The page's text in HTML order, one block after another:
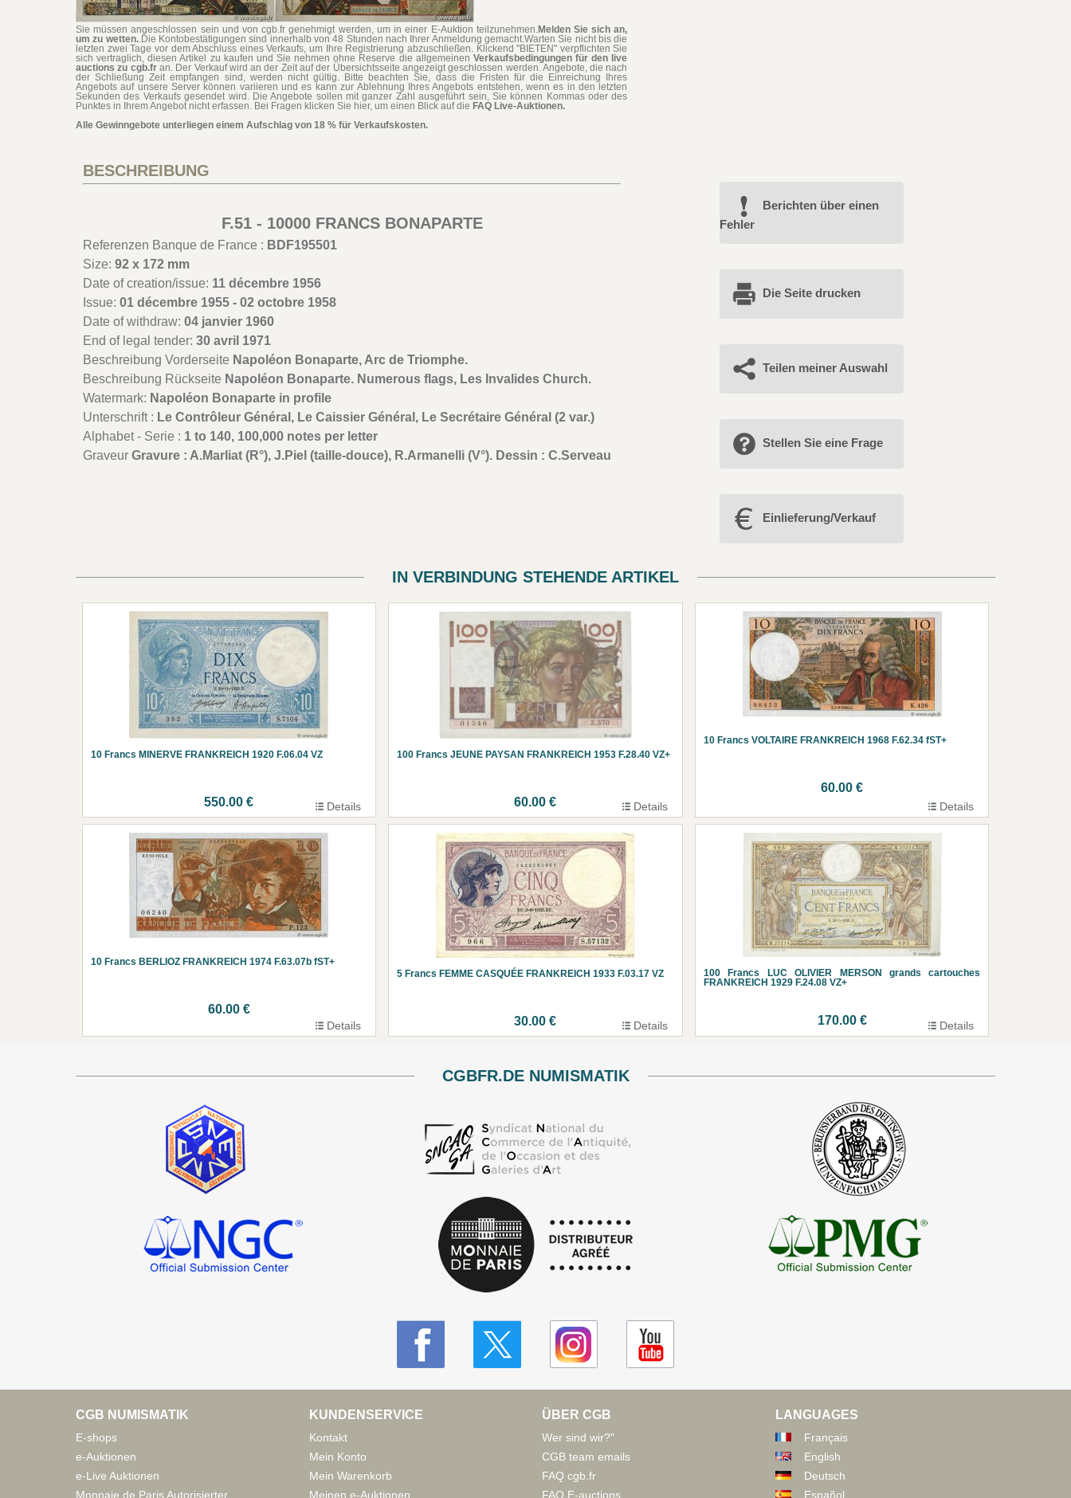
Sie müssen angeschlossen sein und von cgb.fr genehmigt werden, um in einer E-Auktion teilzunehmen. Melden Sie sich an,
um zu wetten..Die Kontobestätigungen sind innerhalb von 48 Stunden nach Ihrer Anmeldung gemacht.Warten Sie nicht bis die
letzten zwei Tage vor dem Abschluss eines Verkaufs, um Ihre Registrierung abzuschließen. Klickend "BIETEN" verpflichten Sie
sich vertraglich, diesen Artikel zu kaufen und Sie nehmen ohne Reserve die allgemeinen Verkaufsbedingungen für den live
auctions zu cgb.fran. Der Verkauf wird an der Zeit auf der Übersichtsseite angezeigt geschlossen werden. Angebote, die nach
der Schließung Zeit empfangen sind, werden nicht gültig. Bitte beachten Sie, dass die Fristen für die Einreichung Ihres
Angebots auf unsere Server können variieren und es kann zur Ablehnung Ihres Angebots entstehen, wenn es in den letzten
Sekunden des Verkaufs gesendet wird. Die Angebote sollen mit ganzer Zahl ausgeführt sein, Sie können Kommas oder des
Punktes in Ihrem Angebot nicht erfassen. Bei Fragen klicken Sie hier, um einen Blick auf die FAQ Live-Auktionen.
Alle Gewinngebote unterliegen einem Aufschlag von 18 % für Verkaufskosten.
BESCHREIBUNG
F.51 - 10000 FRANCS BONAPARTE
Referenzen Banque de France : BDF195501
Size: 92 x 172 mm
Date of creation/issue: 11 décembre 1956
Issue: 01 décembre 1955 - 02 octobre 1958
Date of withdraw: 04 janvier 1960
End of legal tender: 30 avril 1971
Beschreibung Vorderseite Napoléon Bonaparte, Arc de Triomphe.
Beschreibung Rückseite Napoléon Bonaparte. Numerous flags, Les Invalides Church.
Watermark: Napoléon Bonaparte in profile
Unterschrift : Le Contrôleur Général, Le Caissier Général, Le Secrétaire Général (2 var.)
Alphabet - Serie : 1 to 140, 100,000 notes per letter
Graveur Gravure : A.Marliat (R°), J.Piel (taille-douce), R.Armanelli (V°). Dessin : C.Serveau
Berichten über einen
Fehler
Die Seite drucken
Teilen meiner Auswahl
Stellen Sie eine Frage
Einlieferung/Verkauf
IN VERBINDUNG STEHENDE ARTIKEL
10 Francs MINERVE FRANKREICH 1920 F.06.04 VZ
550.00 € Details
100 Francs JEUNE PAYSAN FRANKREICH 1953 F.28.40 VZ+
60.00 € Details
10 Francs VOLTAIRE FRANKREICH 1968 F.62.34 fST+
60.00 €
Details
10 Francs BERLIOZ FRANKREICH 1974 F.63.07b fST+
60.00 €
Details
5 Francs FEMME CASQUÉE FRANKREICH 1933 F.03.17 VZ
30.00 € Details
100 Francs LUC OLIVIER MERSON grands cartouches
FRANKREICH 1929 F.24.08 VZ+
170.00 € Details
CGBFR.DE NUMISMATIK
CGB NUMISMATIK
E-shops
e-Auktionen
e-Live Auktionen
Monnaie de Paris Autorisierter
KUNDENSERVICE
Kontakt
Mein Konto
Mein Warenkorb
Meinen e-Auktionen
ÜBER CGB
Wer sind wir?"
CGB team emails
FAQ cgb.fr
FAQ E-auctions
LANGUAGES
Français
English
Deutsch
Español